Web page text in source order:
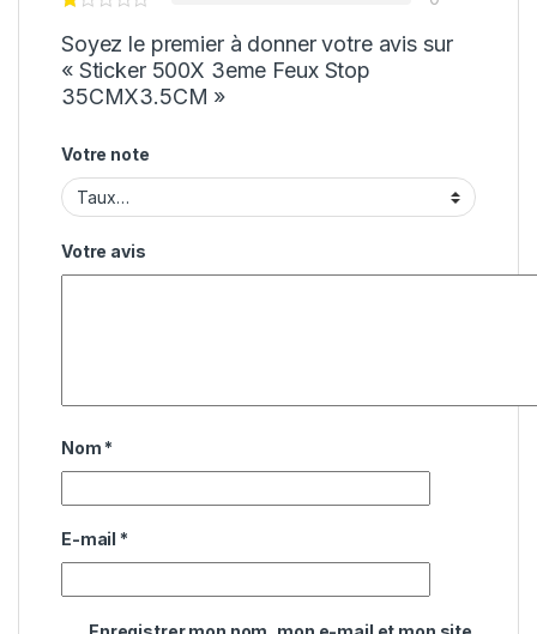
Soyez le premier à donner votre avis sur
« Sticker 500X 3eme Feux Stop
35CMX3.5CM »
Votre note
Votre avis
Nom *
E-mail *